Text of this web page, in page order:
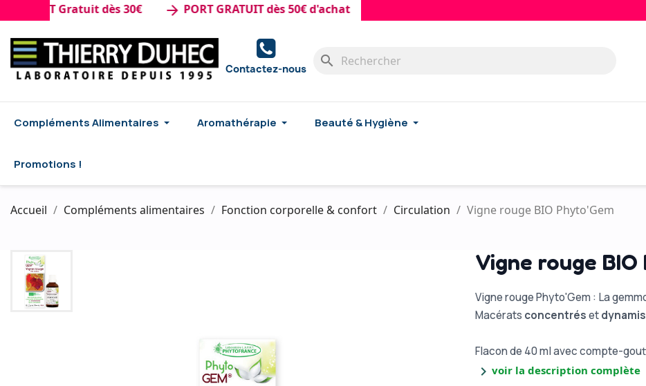
Gratuit dès 30€ arrow_forward PORT GRATUIT dès 50€ d'achat
Contactez-nous search
Compléments Alimentaires Aromathérapie Beauté & Hygiène
Promotions !
Accueil Compléments alimentaires Fonction corporelle & confort Circulation Vigne rouge BIO Phyto'Gem
Vigne rouge BIO
Vigne rouge Phyto'Gem : La
Macérats concentréset
Flacon de 40 ml avec compte-
chevron_right voir la description complète